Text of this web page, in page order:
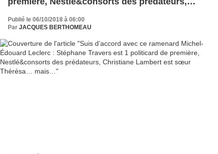
Publié le 06/10/2018 à 06:00
Par JACQUES BERTHOMEAU